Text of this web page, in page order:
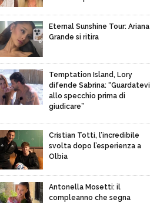
Eternal Sunshine Tour: Ariana
Grande si ritira
Temptation Island, Lory
difende Sabrina: “Guardatevi
allo specchio prima di
giudicare”
Cristian Totti, l’incredibile
svolta dopo l’esperienza a
Olbia
Antonella Mosetti: il
compleanno che segna